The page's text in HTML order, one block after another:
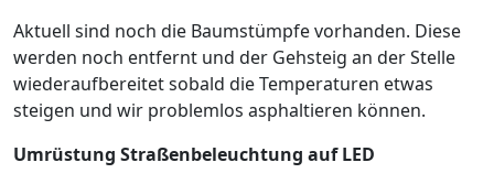
Aktuell sind noch die Baumstümpfe vorhanden. Diese
werden noch entfernt und der Gehsteig an der Stelle
wiederaufbereitet sobald die Temperaturen etwas
steigen und wir problemlos asphaltieren können.
Umrüstung Straßenbeleuchtung auf LED